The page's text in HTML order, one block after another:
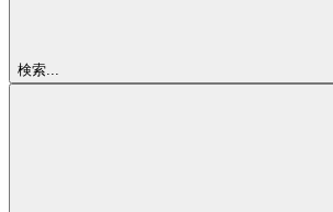
検索...